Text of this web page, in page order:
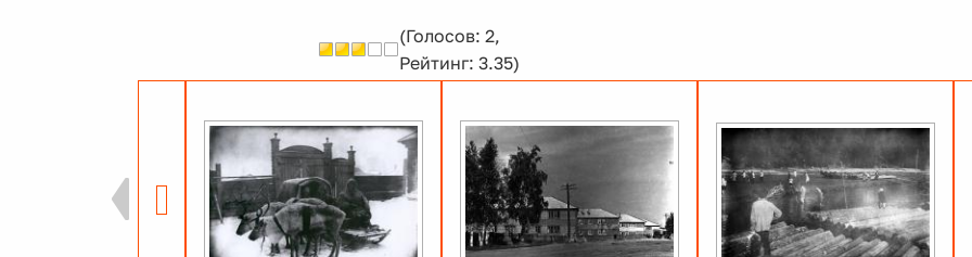
(Голосов: 2,
Рейтинг: 3.35)